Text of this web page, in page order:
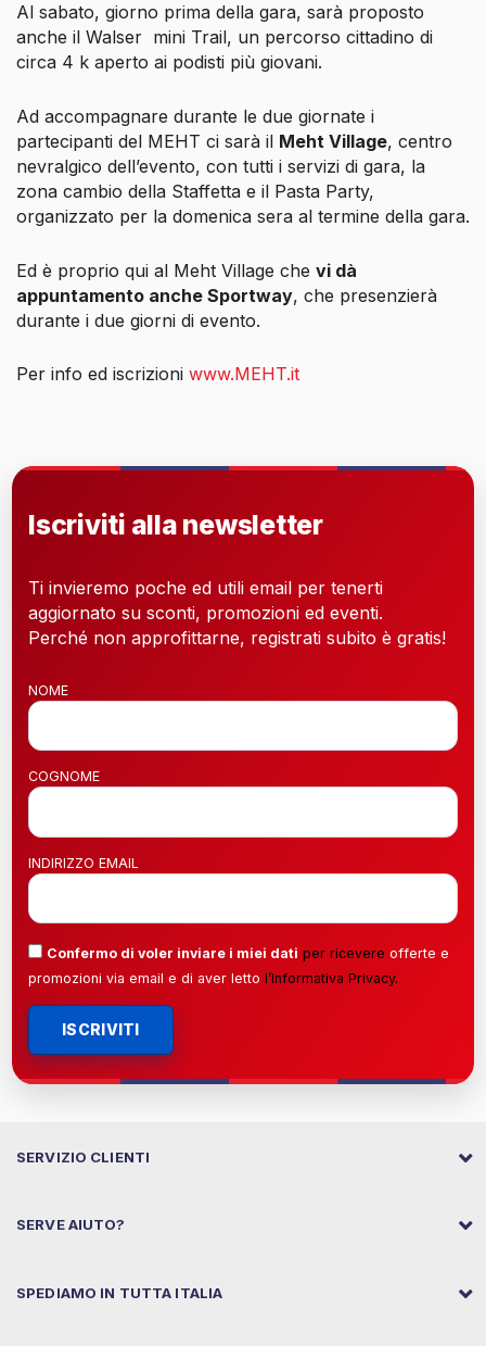
Al sabato, giorno prima della gara, sarà proposto
anche il Walser mini Trail, un percorso cittadino di
circa 4 k aperto ai podisti più giovani.
Ad accompagnare durante le due giornate i
partecipanti del MEHT ci sarà il Meht Village, centro
nevralgico dell’evento, con tutti i servizi di gara, la
zona cambio della Staffetta e il Pasta Party,
organizzato per la domenica sera al termine della gara.
Ed è proprio qui al Meht Village che vi dà
appuntamento anche Sportway, che presenzierà
durante i due giorni di evento.
Per info ed iscrizioni www.MEHT.it
Iscriviti alla newsletter
Ti invieremo poche ed utili email per tenerti
aggiornato su sconti, promozioni ed eventi.
Perché non approfittarne, registrati subito è gratis!
NOME
COGNOME
INDIRIZZO EMAIL
Confermo di voler inviare i miei dati per ricevere offerte e
promozioni via email e di aver letto l’Informativa Privacy.
ISCRIVITI
SERVIZIO CLIENTI
SERVE AIUTO?
SPEDIAMO IN TUTTA ITALIA